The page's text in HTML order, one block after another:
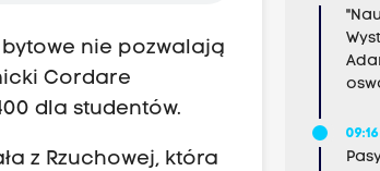
nie pozwalają
Cordare
dla studentów.
z Rzuchowej, która
09:16